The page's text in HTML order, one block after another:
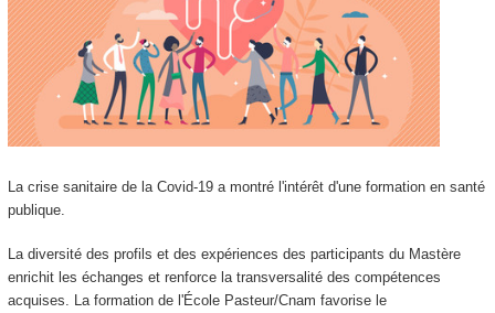
La crise sanitaire de la Covid-19 a montré l'intérêt d'une formation en santé
publique.
La diversité des profils et des expériences des participants du Mastère
enrichit les échanges et renforce la transversalité des compétences
acquises. La formation de l'École Pasteur/Cnam favorise le